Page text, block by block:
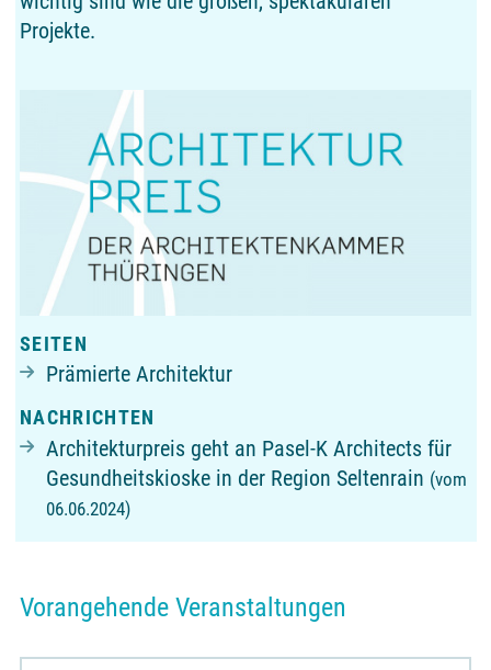
Projekte.
SEITEN
Prämierte Architektur
NACHRICHTEN
Architekturpreis geht an Pasel-K Architects für
Gesundheitskioske in der Region Seltenrain (vom
06.06.2024)
Vorangehende Veranstaltungen